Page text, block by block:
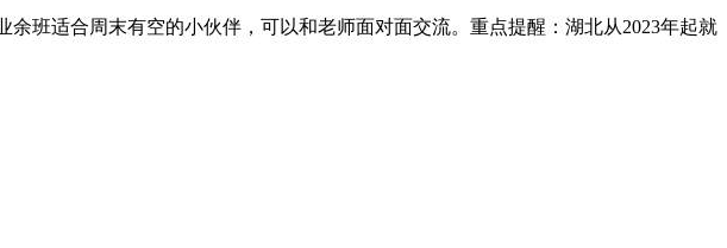
班适合周末有空的小伙伴，可以和老师面对面交流。重点提醒：湖北从2023年起就